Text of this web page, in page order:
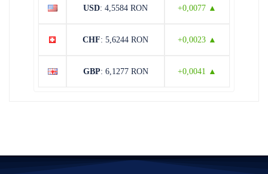
USD: 4,5584 RON +0,0077 ▲
CHF: 5,6244 RON +0,0023 ▲
GBP: 6,1277 RON +0,0041 ▲